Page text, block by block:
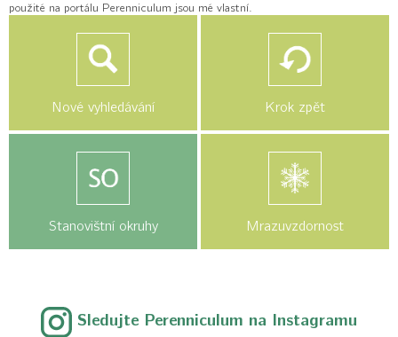
použité na portálu Perenniculum jsou mé vlastní.
Nové vyhledávání Krok zpět
Stanovištní okruhy Mrazuvzdornost
Sledujte Perenniculum na Instagramu